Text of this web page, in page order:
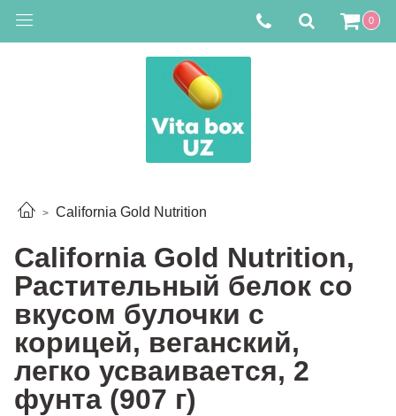
0
California Gold Nutrition
California Gold Nutrition,
Растительный белок со
вкусом булочки с
корицей, веганский,
легко усваивается, 2
фунта (907 г)